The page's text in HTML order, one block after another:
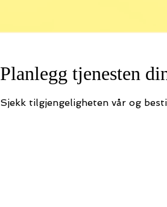
Planlegg tjenesten
Sjekk tilgjengeligheten vår og